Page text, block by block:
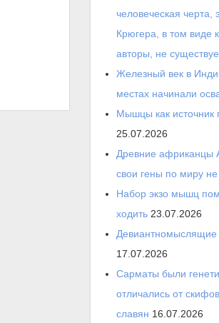
человеческая
Крюгера, в том виде
авторы, не
Железный век в
местах начинали
Мышцы как источник
25.07.2026
Древние африканцы
свои гены по миру не
Набор экзо мышц
ходить 23.07.2026
Девиантномыслящие
17.07.2026
Сарматы были
отличались от
славян 16.07.2026